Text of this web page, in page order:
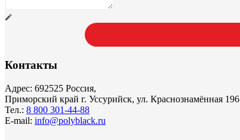
Контакты
Адрес: 692525 Россия,
Приморский край г. Уссурийск, ул. Краснознамённая 196
Тел.: 8 800 301-44-88
E-mail: info@polyblack.ru